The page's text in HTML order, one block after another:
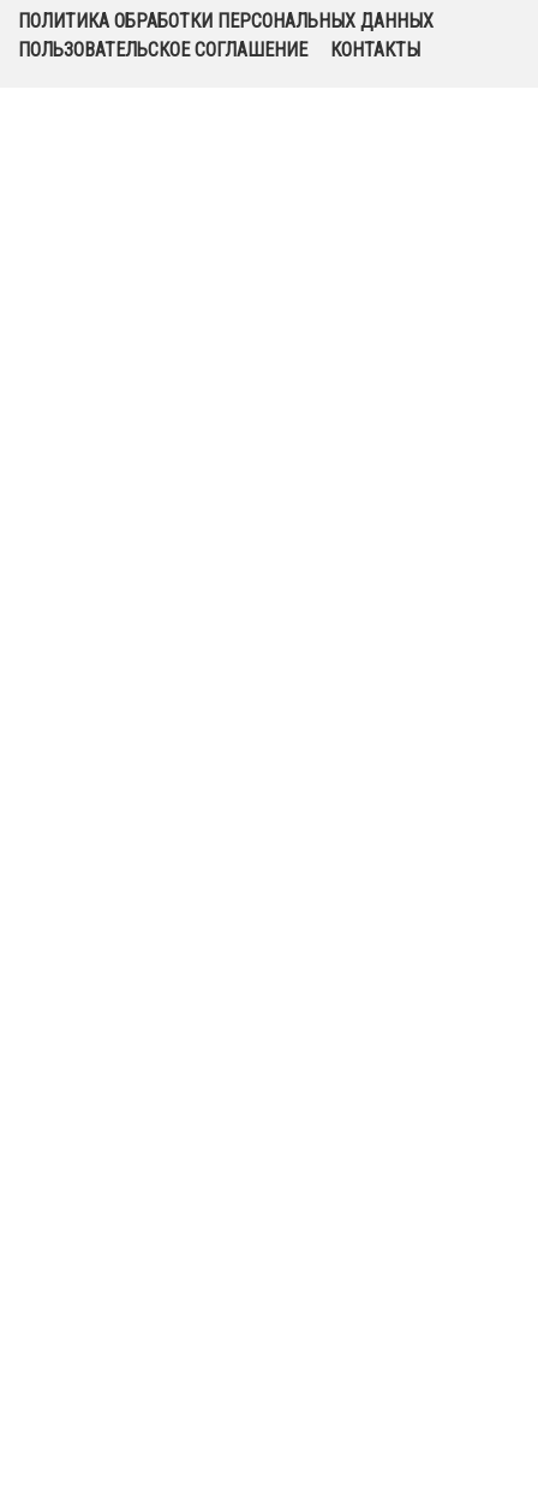
ПОЛИТИКА ОБРАБОТКИ ПЕРСОНАЛЬНЫХ ДАННЫХ
ПОЛЬЗОВАТЕЛЬСКОЕ СОГЛАШЕНИЕ
КОНТАКТЫ